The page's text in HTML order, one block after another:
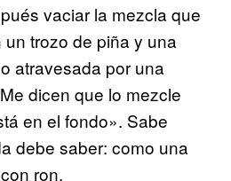
vaciar la mezcla que
trozo de piña y una
atravesada por una
dicen que lo mezcle
en el fondo». Sabe
debe saber: como una
ron.